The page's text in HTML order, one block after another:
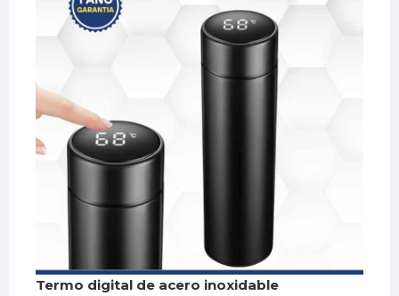
Termo digital de acero inoxidable